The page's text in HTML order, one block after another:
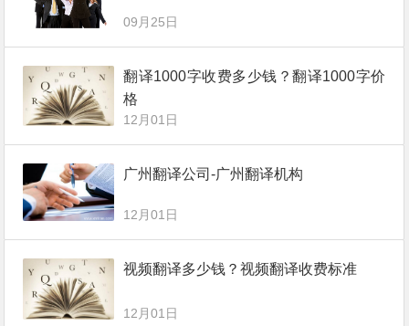
09月25日
翻译1000字收费多少钱？翻译1000字价
格
12月01日
广州翻译公司-广州翻译机构
12月01日
视频翻译多少钱？视频翻译收费标准
12月01日